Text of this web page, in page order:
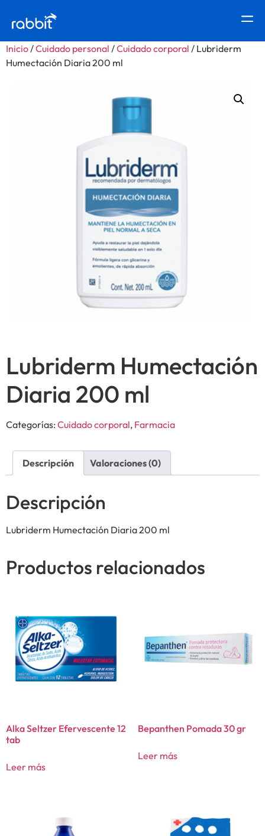
Inicio/Cuidado personal /Cuidado corporal / Lubriderm
Humectación Diaria 200 ml
Lubriderm Humectación
Diaria 200 ml
Categorías: Cuidado corporal, Farmacia
Descripción Valoraciones (0)
Descripción
Lubriderm Humectación Diaria 200 ml
Productos relacionados
Alka Seltzer Efervescente 12
tab
Leer más
Bepanthen Pomada 30 gr
Leer más